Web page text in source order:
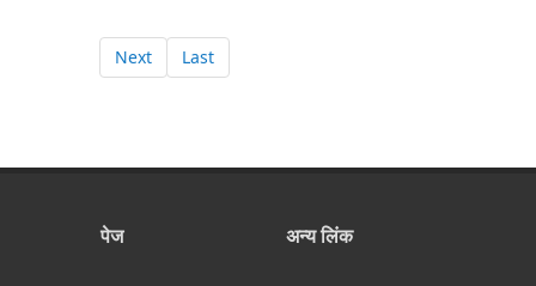
Next Last
पेज अन्य लिंक